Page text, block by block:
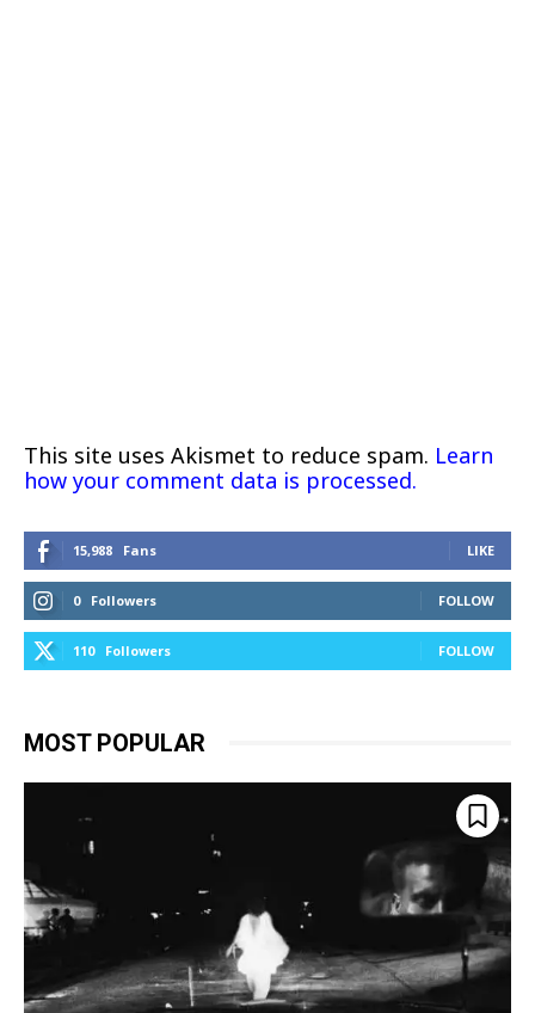
This site uses Akismet to reduce spam. Learn
how your comment data is processed.
15,988 Fans LIKE
0 Followers FOLLOW
110 Followers FOLLOW
MOST POPULAR